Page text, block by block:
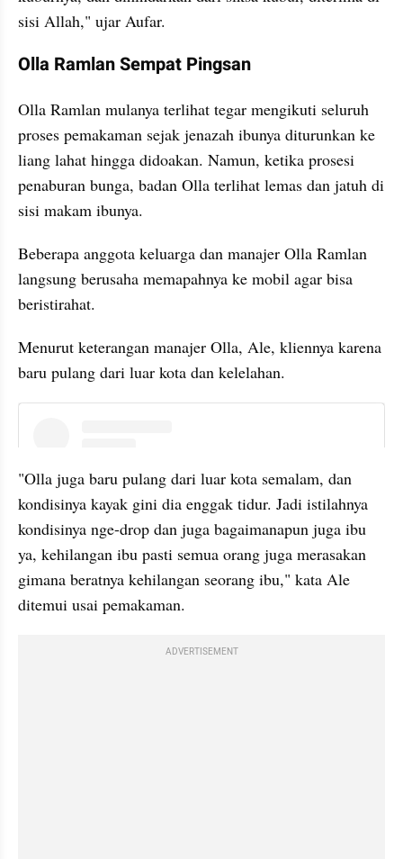
sisi Allah," ujar Aufar.
Olla Ramlan Sempat Pingsan
Olla Ramlan mulanya terlihat tegar mengikuti seluruh
proses pemakaman sejak jenazah ibunya diturunkan ke
liang lahat hingga didoakan. Namun, ketika prosesi
penaburan bunga, badan Olla terlihat lemas dan jatuh di
sisi makam ibunya.
Beberapa anggota keluarga dan manajer Olla Ramlan
langsung berusaha memapahnya ke mobil agar bisa
beristirahat.
Menurut keterangan manajer Olla, Ale, kliennya karena
baru pulang dari luar kota dan kelelahan.
"Olla juga baru pulang dari luar kota semalam, dan
kondisinya kayak gini dia enggak tidur. Jadi istilahnya
kondisinya nge-drop dan juga bagaimanapun juga ibu
ya, kehilangan ibu pasti semua orang juga merasakan
gimana beratnya kehilangan seorang ibu," kata Ale
ditemui usai pemakaman.
ADVERTISEMENT